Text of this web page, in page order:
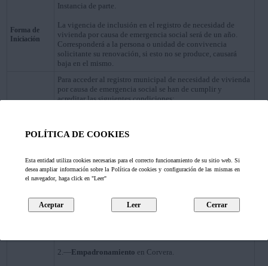
POLÍTICA DE COOKIES
Esta entidad utiliza cookies necesarias para el correcto funcionamiento de su sitio web. Si
desea ampliar información sobre la Política de cookies y configuración de las mismas en
el navegador, haga click en "Leer"
Forma de
Iniciación
Instancia de parte.
La vigencia de inclusión en el registro de necesidad de
vivienda por causa de emergencia social será de un año.
Corresponderá a la persona o unidad de convivencia
solicitante su renovación, si esto no se produce, causará
baja en el mismo.
Para acceder al registro municipal de necesidad de vivienda
por causa de emergencia social se han de cumplir y
acreditar las siguientes condiciones:
• Personas o familias con lanzamiento judicial por
vivienda habitual, acreditado documentalmente.
• Personas sin techo o sin alojamiento digno estable.
• Personas con discapacidad sobrevenida debidamente
• Personas liberadas de instituciones penitenciarias, que
hubieran estado sometidas a tutela o provenientes de
2.—Empadronamiento en Corvera.